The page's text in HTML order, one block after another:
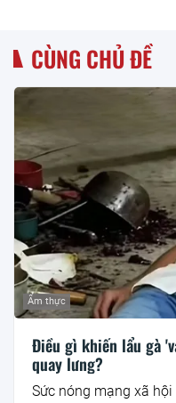
CÙNG CHỦ ĐỀ
Ẩm thực
Điều gì khiến lẩu gà
quay lưng?
Sức nóng mạng xã